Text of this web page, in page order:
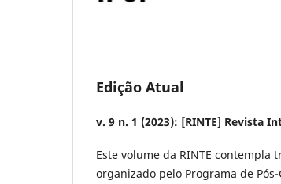
Edição Atual
v. 9 n. 1 (2023): [RINTE] Revista
Este volume da RINTE contempla
organizado pelo Programa de